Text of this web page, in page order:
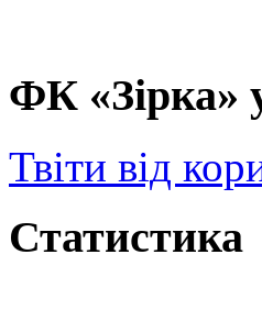
ФК «Зірка»
Твіти від
Статистика